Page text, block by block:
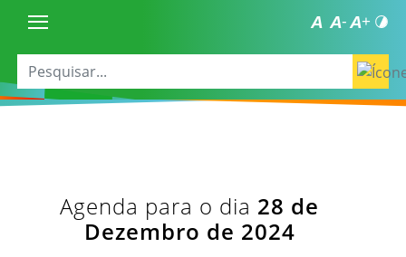
Agenda para o dia 28 de
Dezembro de 2024